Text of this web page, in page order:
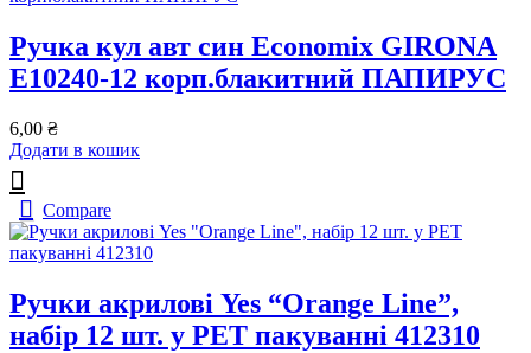
Ручка кул авт син Economix GIRONA
Е10240-12 корп.блакитний ПАПИРУС
6,00 ₴
Додати в кошик
Compare
Ручки акрилові Yes “Orange Line”,
набір 12 шт. у PET пакуванні 412310